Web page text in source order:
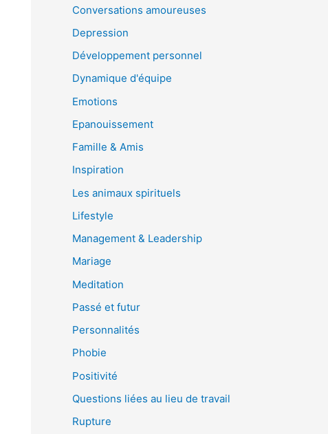
Conversations amoureuses
Depression
Développement personnel
Dynamique d'équipe
Emotions
Epanouissement
Famille & Amis
Inspiration
Les animaux spirituels
Lifestyle
Management & Leadership
Mariage
Meditation
Passé et futur
Personnalités
Phobie
Positivité
Questions liées au lieu de travail
Rupture